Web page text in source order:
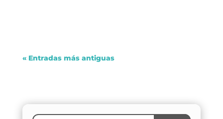
« Entradas más antiguas